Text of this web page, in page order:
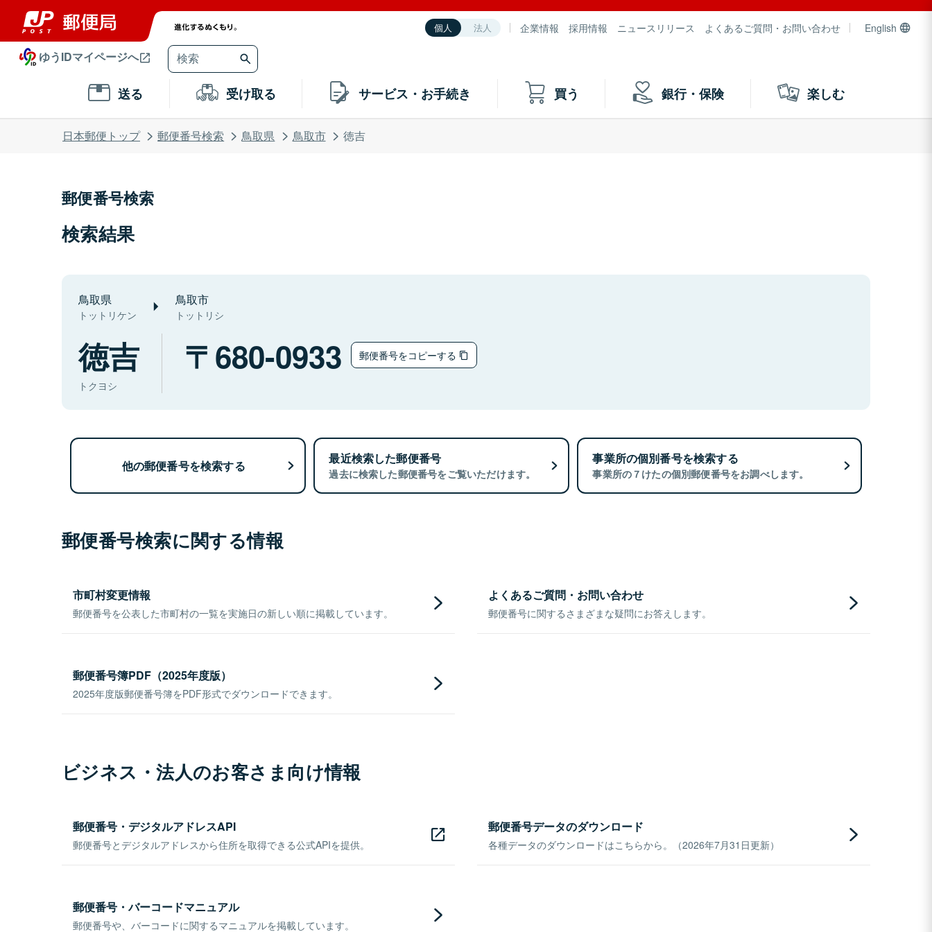
個人 法人 企業情報 採用情報 ニュースリリース よくあるご質問・お問い合わせ English
ゆうIDマイページへ
送る 受け取る サービス・お手続き 買う 銀行・保険 楽しむ
日本郵便トップ 郵便番号検索 鳥取県 鳥取市 徳吉
郵便番号検索
検索結果
鳥取県
トットリケン
鳥取市
トットリシ
徳吉
トクヨシ
680-0933 郵便番号をコピーする
他の郵便番号を検索する 最近検索した郵便番号
過去に検索した郵便番号をご覧いただけます。
事業所の個別番号を検索する
事業所の７けたの個別郵便番号をお調べします。
郵便番号検索に関する情報
市町村変更情報
郵便番号を公表した市町村の一覧を実施日の新しい順に掲載しています。
よくあるご質問・お問い合わせ
郵便番号に関するさまざまな疑問にお答えします。
郵便番号簿PDF（2025年度版）
2025年度版郵便番号簿をPDF形式でダウンロードできます。
ビジネス・法人のお客さま向け情報
郵便番号・デジタルアドレスAPI
郵便番号とデジタルアドレスから住所を取得できる公式APIを提供。
郵便番号データのダウンロード
各種データのダウンロードはこちらから。（2026年7月31日更新）
郵便番号・バーコードマニュアル
郵便番号や、バーコードに関するマニュアルを掲載しています。